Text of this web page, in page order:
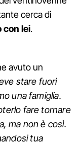
cerca di
con lei.
avuto un
stare fuori
una famiglia.
fare tornare
ma non è così.
tua